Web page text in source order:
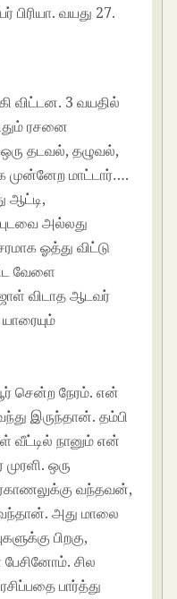
பிரியா. வயது 27.
விட்டன. 3 வயதில்
ரசனை
தடவல், தழுவல்,
முன்னேற மாட்டார்….
ஆட்டி,
அல்லது
ஓத்து விட்டு
வேளை
விடாத ஆடவர்
சென்ற நேரம். என்
இருந்தான். தம்பி
வீட்டில் நானும் என்
ஒரு
வந்தவன்,
அது மாலை
பிறகு,
சில
பார்த்து